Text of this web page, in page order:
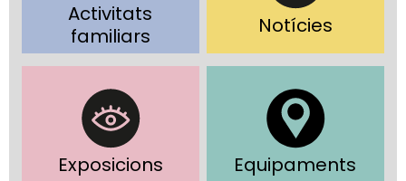
Activitats
familiars
Notícies
Exposicions Equipaments